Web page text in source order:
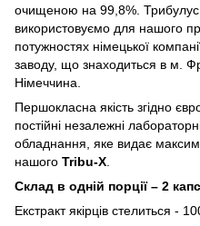
очищеною на 99,8%. Трибулус
використовуємо для нашого
потужностях німецької
заводу, що знаходиться в м.
Німеччина.
Першокласна якість згідно
постійні незалежні
обладнання, яке видає
нашого Tribu-X
Склад в одній порції – 2
Екстракт якірців стелиться -